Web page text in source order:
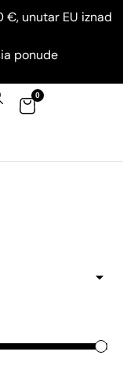
€, unutar EU iznad
ponude
0